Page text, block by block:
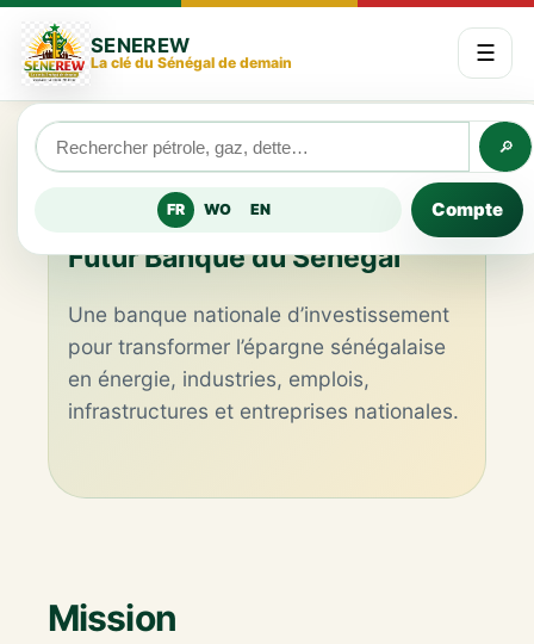
SENEREW
La clé du Sénégal de demain ☰
🔎
FR WO EN Compte
FINANCE NATIONALE
Futur Banque du Sénégal
Une banque nationale d’investissement
pour transformer l’épargne sénégalaise
en énergie, industries, emplois,
infrastructures et entreprises nationales.
Mission